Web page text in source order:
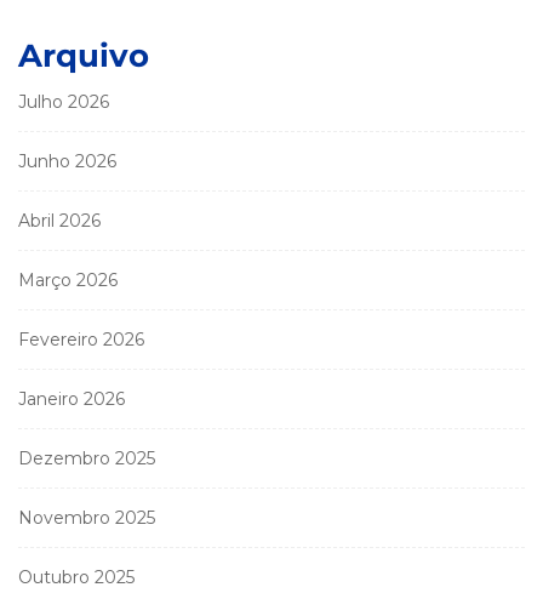
Arquivo
Julho 2026
Junho 2026
Abril 2026
Março 2026
Fevereiro 2026
Janeiro 2026
Dezembro 2025
Novembro 2025
Outubro 2025